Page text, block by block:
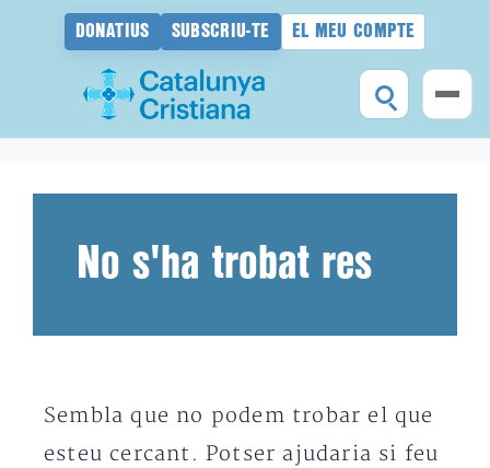
DONATIUS SUBSCRIU-TE EL MEU COMPTE
No s'ha trobat res
Sembla que no podem trobar el que
esteu cercant. Potser ajudaria si feu